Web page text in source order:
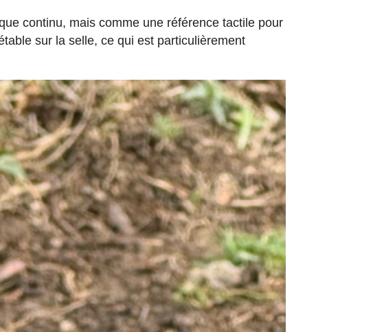
continu, mais comme une référence tactile pour
sur la selle, ce qui est particulièrement